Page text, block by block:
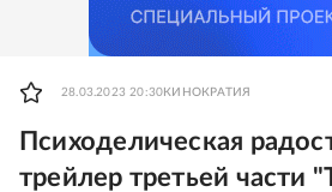
28.03.2023 20:30 КИНОКРАТИЯ
Психоделическая
трейлер третьей части